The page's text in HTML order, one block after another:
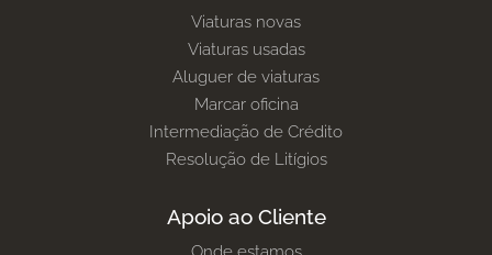
Viaturas novas
Viaturas usadas
Aluguer de viaturas
Marcar oficina
Intermediação de Crédito
Resolução de Litígios
Apoio ao Cliente